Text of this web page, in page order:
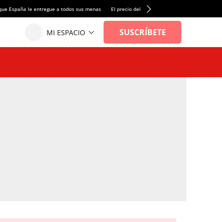
España le entregue a todos sus menas El precio del alquiler de vivienda baja por